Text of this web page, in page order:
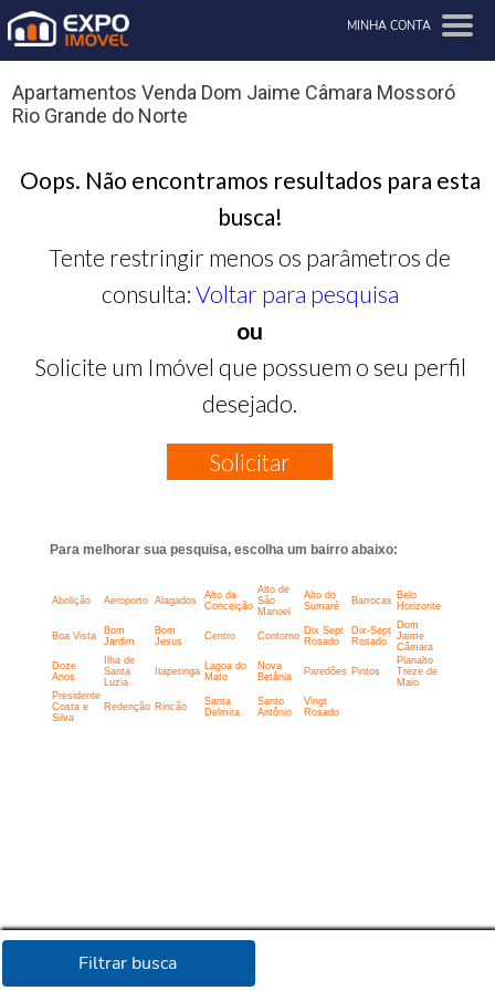
MINHA CONTA
Filtrar busca
Apartamentos Venda Dom Jaime Câmara Mossoró
Rio Grande do Norte
Oops. Não encontramos resultados para esta
busca!
Tente restringir menos os parâmetros de
consulta: Voltar para pesquisa
ou
Solicite um Imóvel que possuem o seu perfil
desejado.
Solicitar
Para melhorar sua pesquisa, escolha um bairro abaixo:
Abolição Aeroporto Alagados
Alto da
Conceição
Alto de
São
Manoel
Alto do
Sumaré
Barrocas Belo
Horizonte
Boa Vista
Bom
Jardim
Bom
Jesus
Centro Contorno Dix Sept
Rosado
Dix-Sept
Rosado
Dom
Jaime
Câmara
Doze
Anos
Ilha de
Santa
Luzia
Itapetinga
Lagoa do
Mato
Nova
Betânia
Paredões Pintos
Planalto
Treze de
Maio
Presidente
Costa e
Silva
Redenção Rincão
Santa
Delmira
Santo
Antônio
Vingt
Rosado